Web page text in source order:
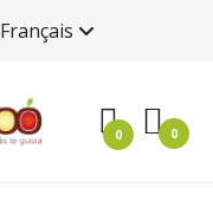
Français
0 0